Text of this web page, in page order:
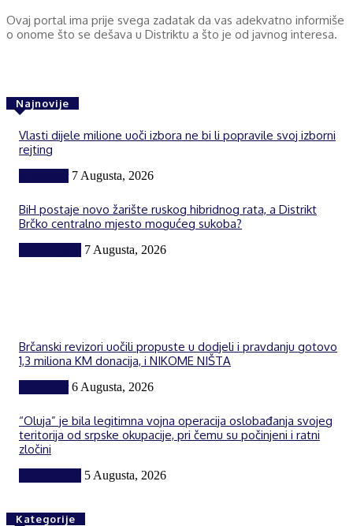
Ovaj portal ima prije svega zadatak da vas adekvatno informiše
o onome što se dešava u Distriktu a što je od javnog interesa.
Najnovije
Vlasti dijele milione uoči izbora ne bi li popravile svoj izborni
rejting
7 Augusta, 2026
BiH postaje novo žarište ruskog hibridnog rata, a Distrikt
Brčko centralno mjesto mogućeg sukoba?
7 Augusta, 2026
Brčanski revizori uočili propuste u dodjeli i pravdanju gotovo
1,3 miliona KM donacija, i NIKOME NIŠTA
6 Augusta, 2026
“Oluja” je bila legitimna vojna operacija oslobađanja svojeg
teritorija od srpske okupacije, pri čemu su počinjeni i ratni
zločini
5 Augusta, 2026
Kategorije